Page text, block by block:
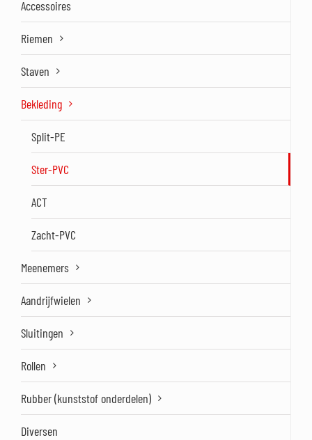
Accessoires
Riemen
Staven
Bekleding
Split-PE
Ster-PVC
ACT
Zacht-PVC
Meenemers
Aandrijfwielen
Sluitingen
Rollen
Rubber (kunststof onderdelen)
Diversen